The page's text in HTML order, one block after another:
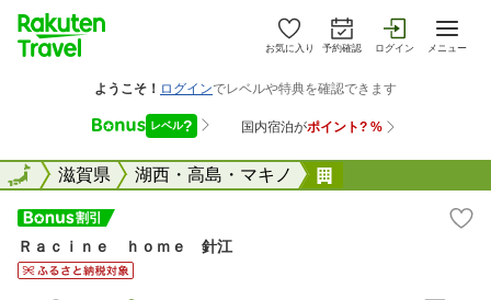
お気に入り 予約確認 ログイン メニュー
全国滋賀県 湖西・高島・マキノ
全国
Ｒａｃｉｎｅ ｈｏｍｅ 針江